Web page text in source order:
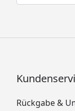
Rückgabe &